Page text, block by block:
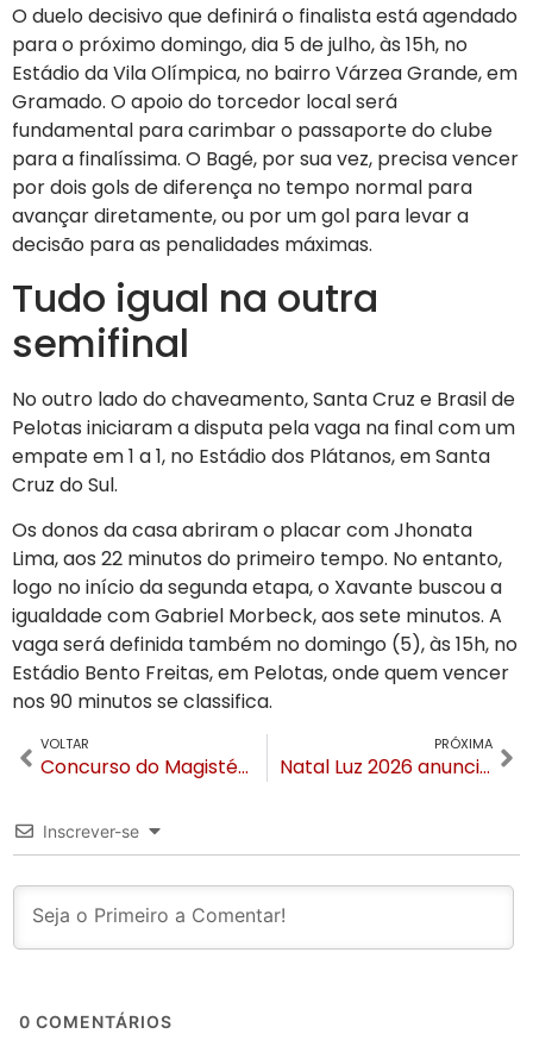
O duelo decisivo que definirá o finalista está agendado
para o próximo domingo, dia 5 de julho, às 15h, no
Estádio da Vila Olímpica, no bairro Várzea Grande, em
Gramado. O apoio do torcedor local será
fundamental para carimbar o passaporte do clube
para a finalíssima. O Bagé, por sua vez, precisa vencer
por dois gols de diferença no tempo normal para
avançar diretamente, ou por um gol para levar a
decisão para as penalidades máximas.
Tudo igual na outra
semifinal
No outro lado do chaveamento, Santa Cruz e Brasil de
Pelotas iniciaram a disputa pela vaga na final com um
empate em 1 a 1, no Estádio dos Plátanos, em Santa
Cruz do Sul.
Os donos da casa abriram o placar com Jhonata
Lima, aos 22 minutos do primeiro tempo. No entanto,
logo no início da segunda etapa, o Xavante buscou a
igualdade com Gabriel Morbeck, aos sete minutos. A
vaga será definida também no domingo (5), às 15h, no
Estádio Bento Freitas, em Pelotas, onde quem vencer
nos 90 minutos se classifica.
VOLTAR
Concurso do Magistério em Gramado tem impasse e suspensão. Candidatos protestaram neste sábado (27)
PRÓXIMA
Natal Luz 2026 anuncia novos espetáculos, mudança de locais e novo Acendimento das Luzes
Inscrever-se
0 COMENTÁRIOS